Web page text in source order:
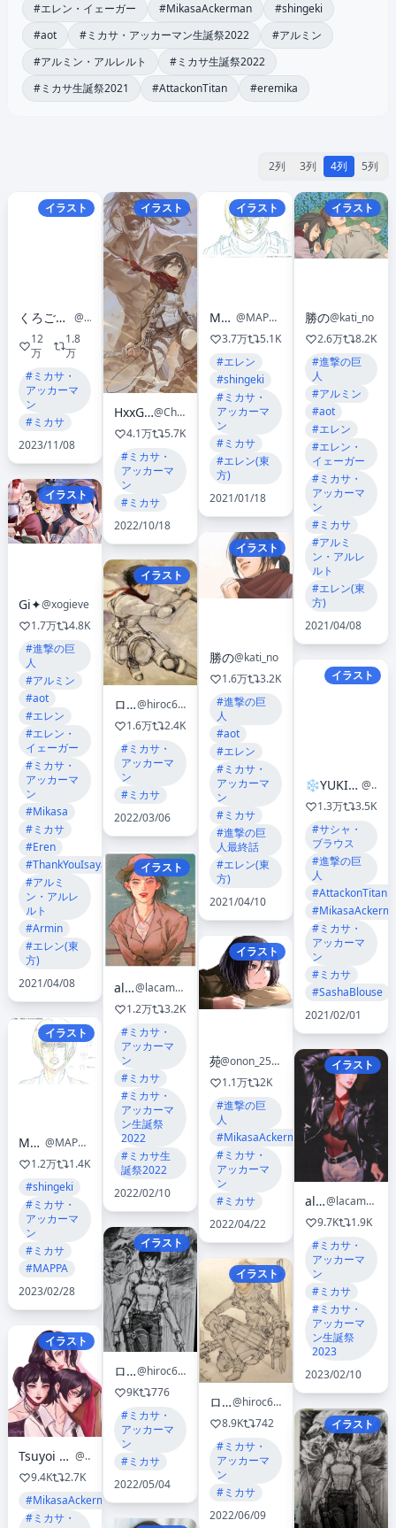
#エレン・イェーガー
#MikasaAckerman
#shingeki
#aot
#ミカサ・アッカーマン生誕祭2022
#アルミン
#アルミン・アルレルト
#ミカサ生誕祭2022
#ミカサ生誕祭2021
#AttackonTitan #eremika
2列 3列 4列 5列
イラスト
くろごま(既刊とアンソロ参戦！)
@h90376b
12
万
1.8
万
#ミカサ・
アッカーマ
ン
#ミカサ
2023/11/08
イラスト
Gi✦@xogieve
1.7万
4.8K
#進撃の巨
人
#アルミン
#aot
#エレン
#エレン・
イェーガー
#ミカサ・
アッカーマ
ン
#Mikasa
#ミカサ
#Eren
#ThankYouIsayama
#アルミ
ン・アルレ
ルト
#Armin
#エレン(東
方)
2021/04/08
イラスト
MAPPA
@MAPPA_Info
1.2万
1.4K
#shingeki
#ミカサ・
アッカーマ
ン
#ミカサ
#MAPPA
2023/02/28
イラスト
Tsuyoi Rizu 💐🍉 EREN MONTH 🎂
@RIVARIZU
9.4K
2.7K
#MikasaAckerman
#ミカサ・
イラスト
HxxG / ホン🍡
@Cheon1986
4.1万
5.7K
#ミカサ・
アッカーマ
ン
#ミカサ
2022/10/18
イラスト
ロカ
@hiroc691
1.6万
2.4K
#ミカサ・
アッカーマ
ン
#ミカサ
2022/03/06
イラスト
alora
@lacampanule
1.2万
3.2K
#ミカサ・
アッカーマ
ン
#ミカサ
#ミカサ・
アッカーマ
ン生誕祭
2022
#ミカサ生
誕祭2022
2022/02/10
イラスト
ロカ
@hiroc691
9K
776
#ミカサ・
アッカーマ
ン
#ミカサ
2022/05/04
イラスト
MAPPA
@MAPPA_Info
3.7万
5.1K
#エレン
#shingeki
#ミカサ・
アッカーマ
ン
#ミカサ
#エレン(東
方)
2021/01/18
イラスト
勝の@kati_no
1.6万
3.2K
#進撃の巨
人
#aot
#エレン
#ミカサ・
アッカーマ
ン
#ミカサ
#進撃の巨
人最終話
#エレン(東
方)
2021/04/10
イラスト
苑
@onon_25092
1.1万
2K
#進撃の巨
人
#MikasaAckerman
#ミカサ・
アッカーマ
ン
#ミカサ
2022/04/22
イラスト
ロカ
@hiroc691
8.9K
742
#ミカサ・
アッカーマ
ン
#ミカサ
2022/06/09
イラスト
勝の@kati_no
2.6万
8.2K
#進撃の巨
人
#アルミン
#aot
#エレン
#エレン・
イェーガー
#ミカサ・
アッカーマ
ン
#ミカサ
#アルミ
ン・アルレ
ルト
#エレン(東
方)
2021/04/08
イラスト
❄️YUKI❄️ | Rosie's hips 🌹
@Yukifrill
1.3万
3.5K
#サシャ・
ブラウス
#進撃の巨
人
#ミカサ・
アッカーマ
ン
#ミカサ
#SashaBlouse
2021/02/01
イラスト
alora
@lacampanule
9.7K
1.9K
#ミカサ・
アッカーマ
ン
#ミカサ
#ミカサ・
アッカーマ
ン生誕祭
2023
2023/02/10
イラスト